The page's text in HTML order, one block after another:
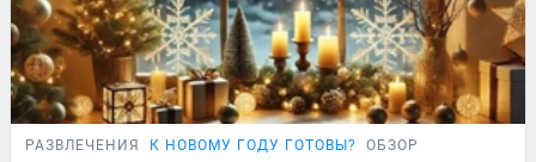
РАЗВЛЕЧЕНИЯ К НОВОМУ ГОДУ ГОТОВЫ? ОБЗОР